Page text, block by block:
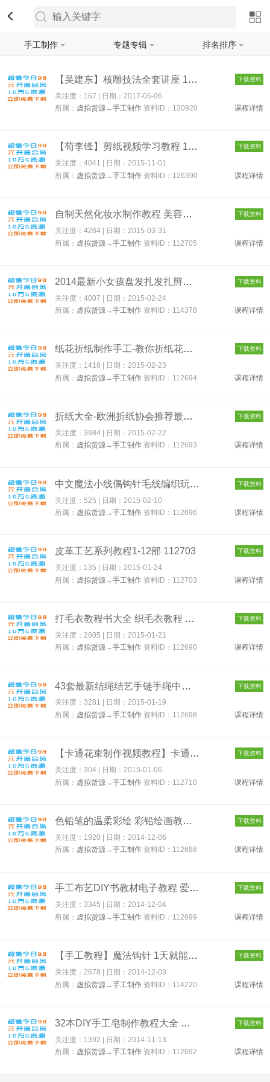
手工制作 专题专辑 排名排序
【吴建东】核雕技法全套讲座 130920 下载资料
关注度：167 | 日期： 2017-06-06
所属： 虚拟货源→手工制作 资料ID：130920 课程详情
【苟李锋】剪纸视频学习教程 126390 下载资料
关注度：4041 | 日期：2015-11-01
所属： 虚拟货源→手工制作 资料ID：126390 课程详情
自制天然化妆水制作教程 美容化妆护肤DIY手工书 自制化妆品教材 ... 下载资料
关注度：4264 | 日期：2015-03-31
所属： 虚拟货源→手工制作 资料ID：112705 课程详情
2014最新小女孩盘发扎发扎辫宝宝编发编辫子儿童发型教程资料 114... 下载资料
关注度：4007 | 日期： 2015-02-24
所属： 虚拟货源→手工制作 资料ID：114378 课程详情
纸花折纸制作手工-教你折纸花朵教程 112694 下载资料
关注度：1418 | 日期：2015-02-23
所属： 虚拟货源→手工制作 资料ID：112694 课程详情
折纸大全-欧洲折纸协会推荐最佳折纸用书 112693 下载资料
关注度：3984 | 日期：2015-02-22
所属： 虚拟货源→手工制作 资料ID：112693 课程详情
中文魔法小线偶钩针毛线编织玩偶教程 112696 下载资料
关注度：525 | 日期： 2015-02-10
所属： 虚拟货源→手工制作 资料ID：112696 课程详情
皮革工艺系列教程1-12部 112703 下载资料
关注度：135 | 日期：2015-01-24
所属： 虚拟货源→手工制作 资料ID：112703 课程详情
打毛衣教程书大全 织毛衣教程 毛衣编织教程 112690 下载资料
关注度：2605 | 日期： 2015-01-21
所属： 虚拟货源→手工制作 资料ID：112690 课程详情
43套最新结绳结艺手链手绳中国结超清DIY手工编织制作教程 112698... 下载资料
关注度：3281 | 日期：2015-01-19
所属： 虚拟货源→手工制作 资料ID：112698 课程详情
【卡通花束制作视频教程】卡通花束－巧克力花束－高档泡泡纱包装... 下载资料
关注度：304 | 日期：2015-01-06
所属： 虚拟货源→手工制作 资料ID：112710 课程详情
色铅笔的温柔彩绘 彩铅绘画教程 毕业设计灵感 身边小事物绘画 11... 下载资料
关注度：1920 | 日期： 2014-12-06
所属： 虚拟货源→手工制作 资料ID：112688 课程详情
手工布艺DIY书教材电子教程 爱上zakka生活手作 拼布入门基础书 1... 下载资料
关注度：3345 | 日期：2014-12-04
所属： 虚拟货源→手工制作 资料ID：112699 课程详情
【手工教程】魔法钩针 1天就能完成的围巾 帽子 小物件 手工书 11... 下载资料
关注度：2678 | 日期：2014-12-03
所属： 虚拟货源→手工制作 资料ID：114220 课程详情
32本DIY手工皂制作教程大全 手工皂秘方 手工皂香皂配方教程秘诀 ... 下载资料
关注度：1392 | 日期： 2014-11-13
所属： 虚拟货源→手工制作 资料ID：112692 课程详情